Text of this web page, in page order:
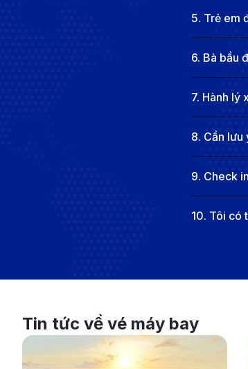
5. Trẻ em
6. Bà bầu
7. Hành lý
8. Cần lưu
9. Check
10. Tôi có
Tin tức về vé máy bay